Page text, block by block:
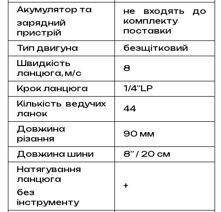
Акумулятор та
зарядний
пристрій
не входять до
комплекту
поставки
Тип двигуна
безщітковий
Швидкість
ланцюга, м/с
8
Крок ланцюга
1/4”LP
Кількість ведучих
ланок
44
Довжина
різання
90 мм
Довжина шини
8” / 20 см
Натягування
ланцюга
без
інструменту
+